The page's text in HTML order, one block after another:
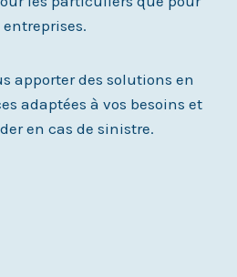
entreprises.
apporter des solutions en
adaptées à vos besoins et
en cas de sinistre.